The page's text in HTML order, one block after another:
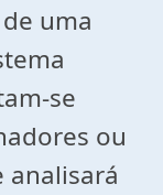
uma
se
ou
analisará